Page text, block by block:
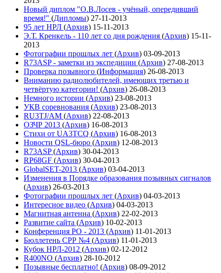
Новый диплом "О.В.Лосев - учёный, опередивший
время!" (Дипломы) 27-11-2013
95 лет НРЛ (Архив) 15-11-2013
Э.Т. Кренкель - 110 лет со дня рождения (Архив) 15-11-
2013
Фотографии прошлых лет (Архив) 03-09-2013
R73ASP - заметки из экспедиции (Архив) 27-08-2013
Проверка позывного (Информация) 26-08-2013
Вниманию радиолюбителей, имеющих третью и
четвёртую категории! (Архив) 26-08-2013
Немного истории (Архив) 23-08-2013
УКВ соревнования (Архив) 23-08-2013
RU3TJ/AM (Архив) 22-08-2013
ОЗЧР 2013 (Архив) 16-08-2013
Стихи от UA3TCQ (Архив) 16-08-2013
Новости QSL-бюро (Архив) 12-08-2013
R73ASP(Архив) 30-04-2013
RP68GF (Архив) 30-04-2013
GlobalSET-2013 (Архив) 03-04-2013
Изменения в Порядке образования позывных сигналов
(Архив) 26-03-2013
Фотографии прошлых лет (Архив) 04-03-2013
Интересное видео (Архив) 04-03-2013
Магнитная антенна (Архив) 22-02-2013
Развитие сайта (Архив) 10-02-2013
Конференция РО - 2013 (Архив) 11-01-2013
Бюллетень СРР №4 (Архив) 11-01-2013
Кубок НРЛ-2012 (Архив) 02-12-2012
R400NO (Архив) 28-10-2012
Позывные бесплатно! (Архив) 08-09-2012